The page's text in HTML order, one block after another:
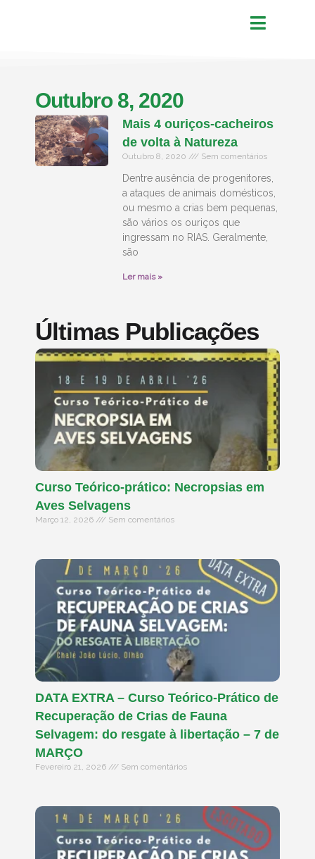
Outubro 8, 2020
Mais 4 ouriços-cacheiros
de volta à Natureza
Outubro 8, 2020 Sem comentários
Dentre ausência de progenitores,
a ataques de animais domésticos,
ou mesmo a crias bem pequenas,
são vários os ouriços que
ingressam no RIAS. Geralmente,
são
Ler mais »
Últimas Publicações
Curso Teórico-prático: Necropsias em
Aves Selvagens
Março 12, 2026 Sem comentários
DATA EXTRA – Curso Teórico-Prático de
Recuperação de Crias de Fauna
Selvagem: do resgate à libertação – 7 de
MARÇO
Fevereiro 21, 2026 Sem comentários